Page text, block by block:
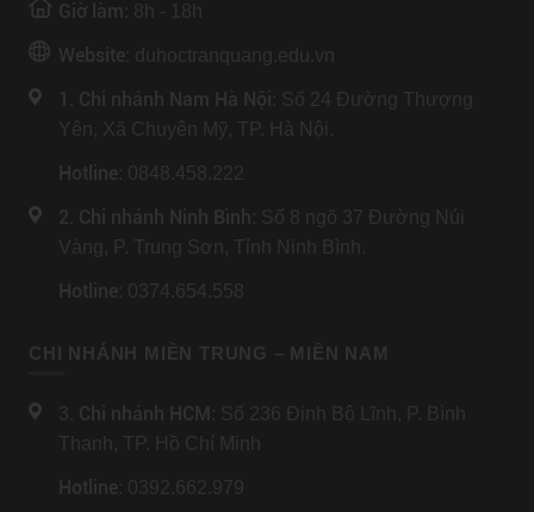
Giờ làm: 8h - 18h
Website: duhoctranquang.edu.vn
1. Chi nhánh Nam Hà Nội: Số 24 Đường Thượng
Yên, Xã Chuyên Mỹ, TP. Hà Nội.
Hotline: 0848.458.222
2. Chi nhánh Ninh Bình: Số 8 ngõ 37 Đường Núi
Vàng, P. Trung Sơn, Tỉnh Ninh Bình.
Hotline: 0374.654.558
CHI NHÁNH MIỀN TRUNG – MIỀN NAM
3. Chi nhánh HCM : Số 236 Đinh Bộ Lĩnh, P. Bình
Thạnh, TP. Hồ Chí Minh
Hotline: 0392.662.979